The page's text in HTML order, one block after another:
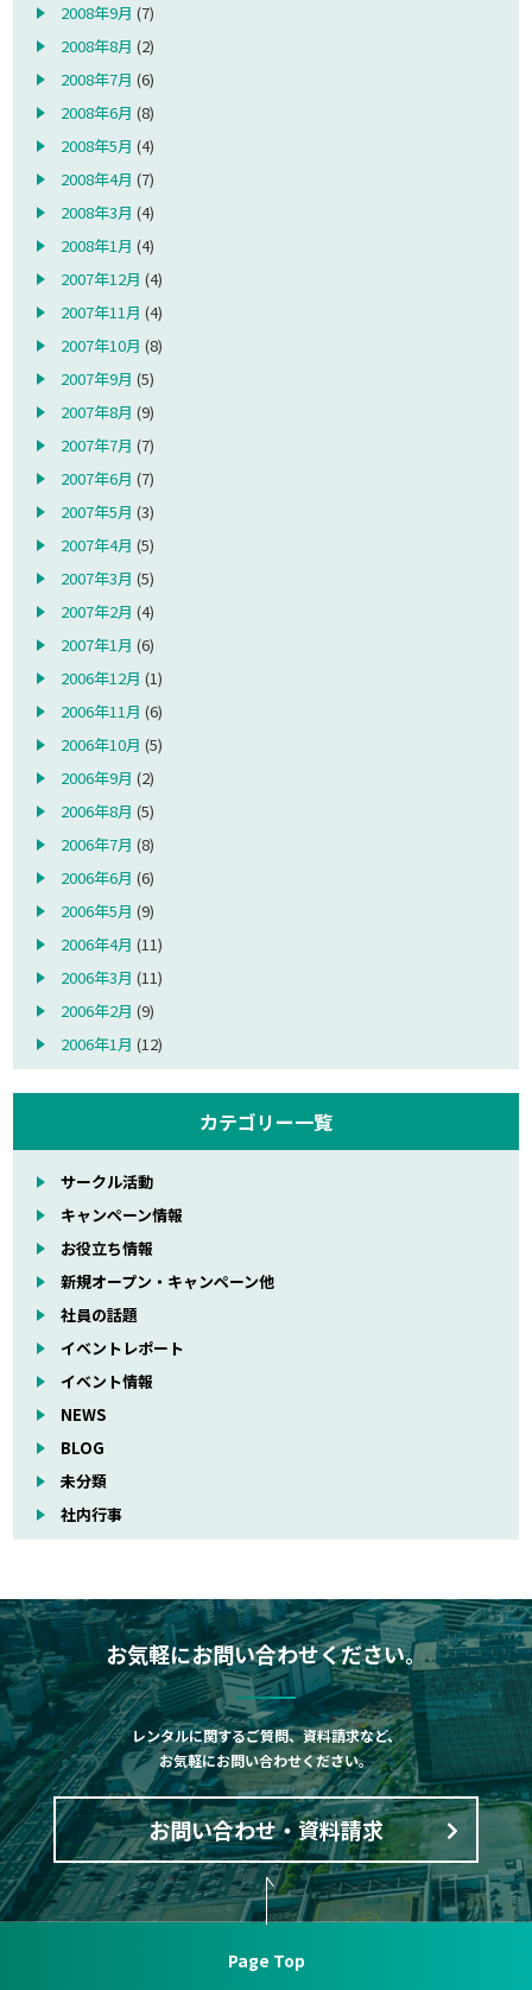
2008年9月 (7)
2008年8月 (2)
2008年7月 (6)
2008年6月 (8)
2008年5月 (4)
2008年4月 (7)
2008年3月 (4)
2008年1月 (4)
2007年12月 (4)
2007年11月 (4)
2007年10月 (8)
2007年9月 (5)
2007年8月 (9)
2007年7月 (7)
2007年6月 (7)
2007年5月 (3)
2007年4月 (5)
2007年3月 (5)
2007年2月 (4)
2007年1月 (6)
2006年12月 (1)
2006年11月 (6)
2006年10月 (5)
2006年9月 (2)
2006年8月 (5)
2006年7月 (8)
2006年6月 (6)
2006年5月 (9)
2006年4月 (11)
2006年3月 (11)
2006年2月 (9)
2006年1月 (12)
カテゴリー一覧
サークル活動
キャンペーン情報
お役立ち情報
新規オープン・キャンペーン他
社員の話題
イベントレポート
イベント情報
NEWS
BLOG
未分類
社内行事
お気軽にお問い合わせください。
レンタルに関するご質問、資料請求など、
お気軽にお問い合わせください。
お問い合わせ・資料請求
Page Top